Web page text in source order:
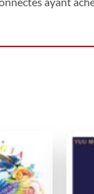
Ajouter
à la
wishlist